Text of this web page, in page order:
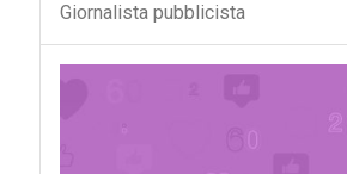
Giornalista pubblicista